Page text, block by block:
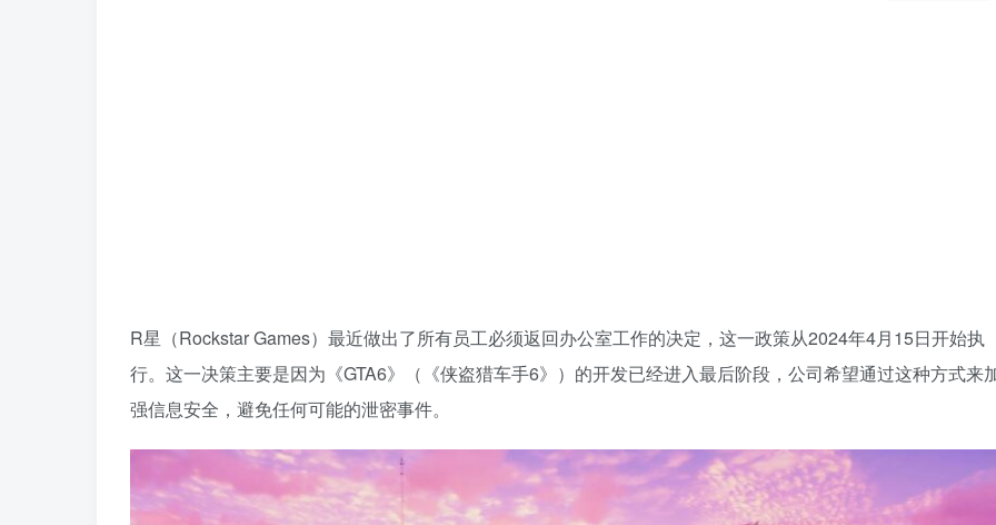
R星（Rockstar Games）最近做出了所有员工必须返回办公室工作的决定，这一政策从2024年4月15日开始执
行。这一决策主要是因为《GTA6》（《侠盗猎车手6》）的开发已经进入最后阶段，公司希望通过这种方式来
强信息安全，避免任何可能的泄密事件。